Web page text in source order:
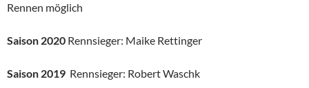
Rennen möglich
Saison 2020 Rennsieger: Maike Rettinger
Saison 2019 Rennsieger: Robert Waschk